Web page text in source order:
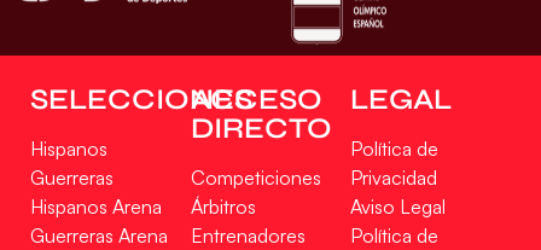
SELECCIONES
Hispanos
Guerreras
Hispanos Arena
Guerreras Arena
ACCESO
DIRECTO
Competiciones
Árbitros
Entrenadores
LEGAL
Política de
Privacidad
Aviso Legal
Política de